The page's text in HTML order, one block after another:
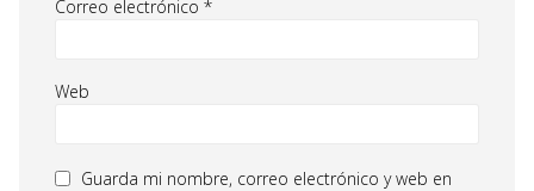
Correo electrónico *
Web
Guarda mi nombre, correo electrónico y web en